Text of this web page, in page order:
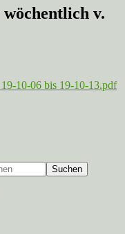
v.
10-06 bis 19-10-13.pdf